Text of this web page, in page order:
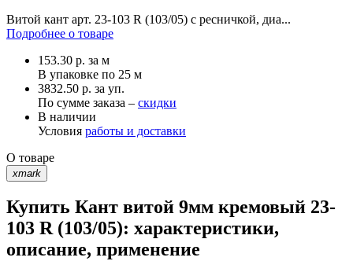
Витой кант арт. 23-103 R (103/05) с ресничкой, диа...
Подробнее о товаре
153.30 р. за м
В упаковке по 25 м
3832.50 р. за уп.
По сумме заказа – скидки
В наличии
Условия работы и доставки
О товаре
xmark
Купить Кант витой 9мм кремовый 23-
103 R (103/05): характеристики,
описание, применение